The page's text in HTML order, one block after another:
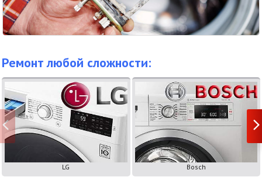
Ремонт любой сложности:
LG Bosch